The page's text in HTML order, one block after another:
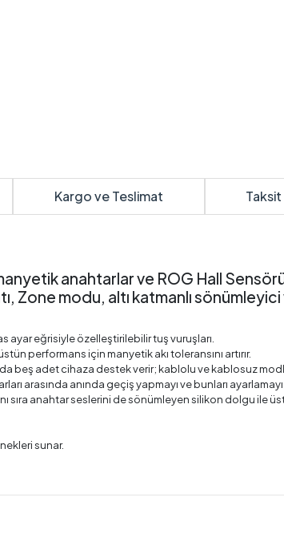
Kargo ve Teslimat
anahtarlar ve ROG Hall
modu, altı katmanlı sönümleyici
ayar eğrisiyle özelleştirilebilir tuş vuruşları.
performans için manyetik akı toleransını artırır.
beş adet cihaza destek verir; kablolu ve kablosuz
arasında anında geçiş yapmayı ve bunları
sıra anahtar seslerini de sönümleyen silikon dolgu ile
sunar.